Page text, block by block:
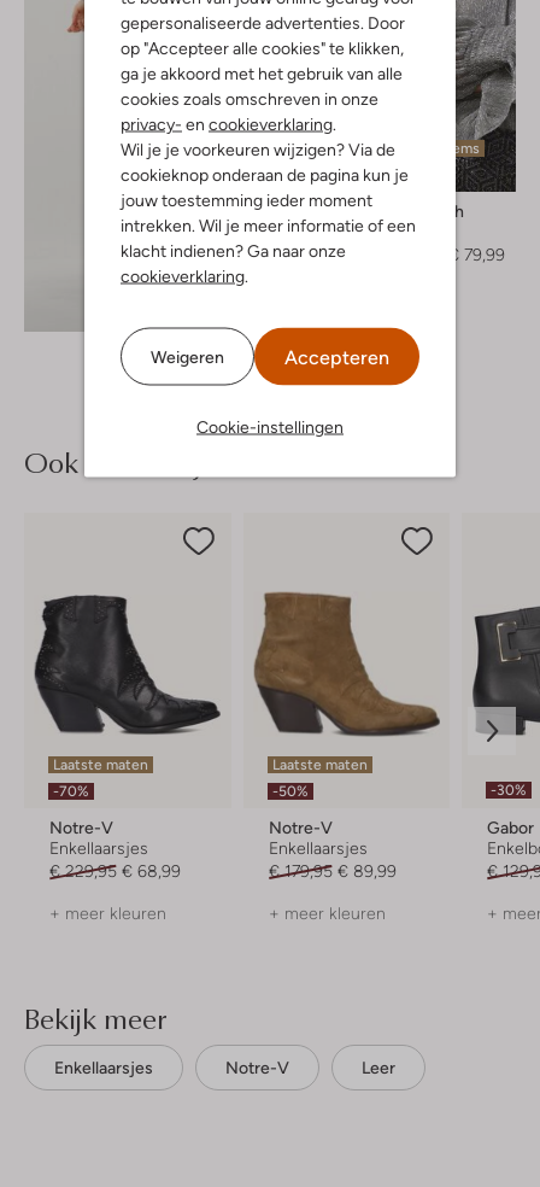
gepersonaliseerde advertenties. Door
op "Accepteer alle cookies" te klikken,
ga je akkoord met het gebruik van alle
cookies zoals omschreven in onze
privacy- en cookieverklaring.
Wil je je voorkeuren wijzigen? Via de
cookieknop onderaan de pagina kun je
jouw toestemming ieder moment
intrekken. Wil je meer informatie of een
klacht indienen? Ga naar onze
cookieverklaring.
Weigeren Accepteren
Cookie-instellingen
Laatste items
-20%
Mos Mosh
Blouse
€ 79,99
Ook iets voor jou?
Laatste maten
-70%
Notre-V
Enkellaarsjes
€ 229,95 € 68,99
+ meer kleuren
Laatste maten
-50%
Notre-V
Enkellaarsjes
€ 179,95 € 89,99
+ meer kleuren
-30%
Gabor
€
+
Bekijk meer
Enkellaarsjes Notre-V Leer